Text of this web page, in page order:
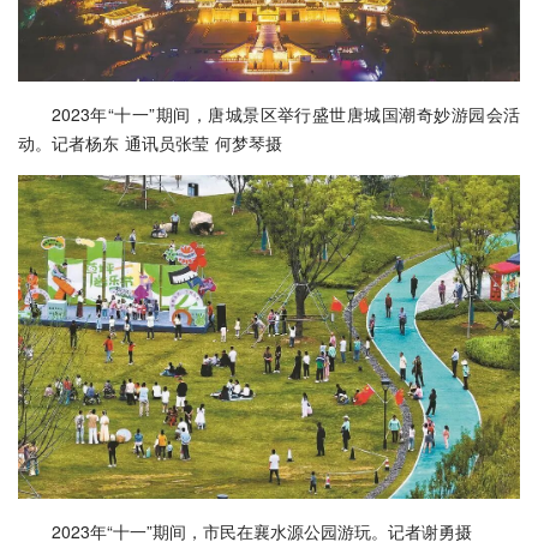
2023年“十一”期间，唐城景区举行盛世唐城国潮奇妙游园会活
动。记者杨东 通讯员张莹 何梦琴摄
2023年“十一”期间，市民在襄水源公园游玩。记者谢勇摄